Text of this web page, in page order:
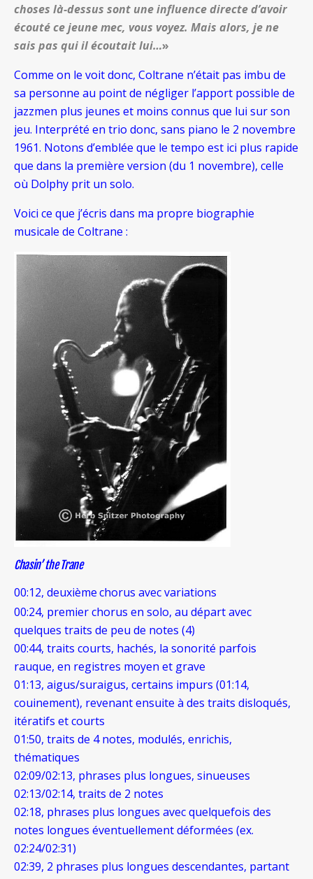
choses là-dessus sont une influence directe d’avoir
écouté ce jeune mec, vous voyez. Mais alors, je ne
sais pas qui il écoutait lui…»
Comme on le voit donc, Coltrane n’était pas imbu de
sa personne au point de négliger l’apport possible de
jazzmen plus jeunes et moins connus que lui sur son
jeu. Interprété en trio donc, sans piano le 2 novembre
1961. Notons d’emblée que le tempo est ici plus rapide
que dans la première version (du 1 novembre), celle
où Dolphy prit un solo.
Voici ce que j’écris dans ma propre biographie
musicale de Coltrane :
Chasin’ the Trane
00:12, deuxièmechorus avec variations
00:24, premier chorus en solo, au départ avec
quelques traits de peu de notes (4)
00:44, traits courts, hachés, la sonorité parfois
rauque, en registres moyen et grave
01:13, aigus/suraigus, certains impurs (01:14,
couinement), revenant ensuite à des traits disloqués,
itératifs et courts
01:50, traits de 4 notes, modulés, enrichis,
thématiques
02:09/02:13, phrases plus longues, sinueuses
02:13/02:14, traits de 2 notes
02:18, phrases plus longues avec quelquefois des
notes longues éventuellement déformées (ex.
02:24/02:31)
02:39, 2 phrases plus longues descendantes, partant